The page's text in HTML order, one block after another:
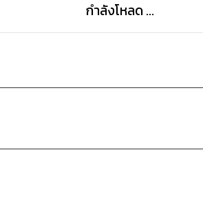
กำลังโหลด ...